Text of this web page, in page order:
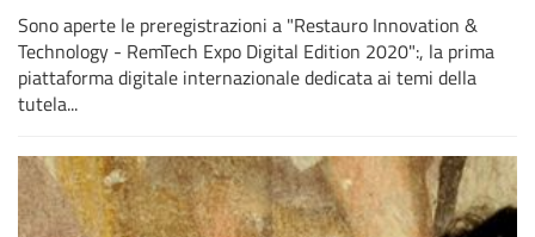
Sono aperte le preregistrazioni a "Restauro Innovation &
Technology - RemTech Expo Digital Edition 2020":, la prima
piattaforma digitale internazionale dedicata ai temi della
tutela...